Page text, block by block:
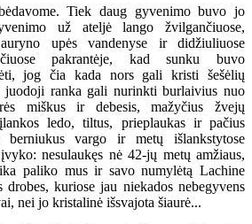
Tiek daug gyvenimo buvo jo
už ateljė lango žvilgančiuose,
upės vandenyse ir didžiuliuose
pakrantėje, kad sunku buvo
jog čia kada nors gali kristi šešėlių
juodoji ranka gali nurinkti burlaivius nuo
miškus ir debesis, mažyčius žvejų
ledo, tiltus, prieplaukas ir pačius
berniukus vargo ir metų išlankstytose
nesulaukęs nė 42-jų metų amžiaus,
paliko mus ir savo numylėtą Lachine
drobes, kuriose jau niekados nebegyvens
nei jo kristalinė išsvajota šiaurė...